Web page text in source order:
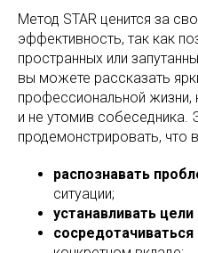
Метод STAR ценится за
эффективность, так как
пространных или
вы можете рассказать
профессиональной жизни,
и не утомив собеседника.
продемонстрировать, что
распознавать
ситуации;
устанавливать цели
сосредотачиваться